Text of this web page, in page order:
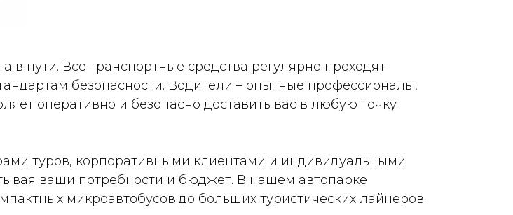
в пути. Все транспортные средства регулярно проходят
безопасности. Водители – опытные профессионалы,
оперативно и безопасно доставить вас в любую точку
туров, корпоративными клиентами и индивидуальными
ваши потребности и бюджет. В нашем автопарке
микроавтобусов до больших туристических лайнеров.